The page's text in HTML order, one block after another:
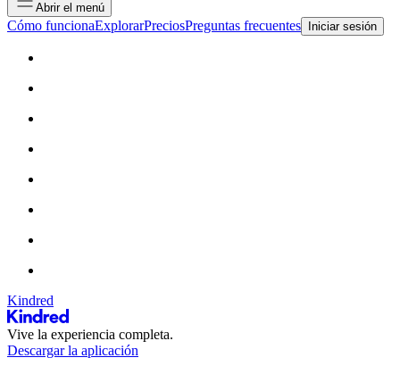
Abrir el menú
Cómo funcionaExplorarPreciosPreguntas frecuentes Iniciar sesión
Kindred
Vive la experiencia completa.
Descargar la aplicación